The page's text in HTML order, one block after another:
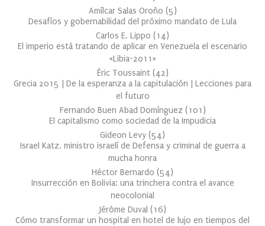
Amílcar Salas Oroño (5)
Desafíos y gobernabilidad del próximo mandato de Lula
Carlos E. Lippo (14)
El imperio está tratando de aplicar en Venezuela el escenario
«Libia-2011»
Éric Toussaint (42)
Grecia 2015 | De la esperanza a la capitulación | Lecciones para
el futuro
Fernando Buen Abad Domínguez (101 )
El capitalismo como sociedad de la Impudicia
Gideon Levy (54)
Israel Katz, ministro israelí de Defensa y criminal de guerra a
mucha honra
Héctor Bernardo (54)
Insurrección en Bolivia: una trinchera contra el avance
neocolonial
Jérôme Duval (16)
Cómo transformar un hospital en hotel de lujo en tiempos del